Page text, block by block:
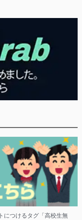
につけるタグ「高校生無